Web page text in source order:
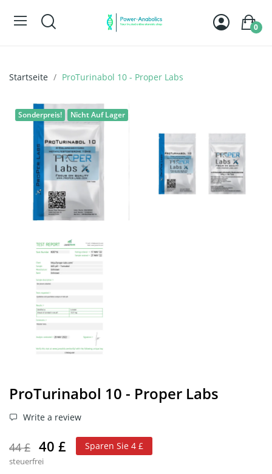
0
Startseite ProTurinabol 10 - Proper Labs
Sonderpreis! Nicht Auf Lager
ProTurinabol 10 - Proper Labs
Write a review
44 £ 40 £ Sparen Sie 4 £
steuerfrei